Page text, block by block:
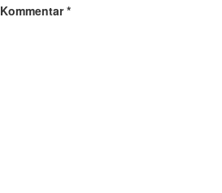
Kommentar*